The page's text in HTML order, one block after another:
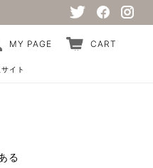
MY PAGE CART
イト
る